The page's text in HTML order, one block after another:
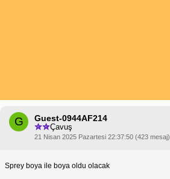
G Guest-0944AF214
Çavuş
21 Nisan 2025 Pazartesi 22:37:50 (423 mesaj)
Sprey boya ile boya oldu olacak